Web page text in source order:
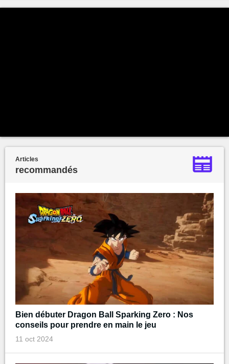
Articles
recommandés
Bien débuter Dragon Ball Sparking Zero : Nos
conseils pour prendre en main le jeu
11 oct 2024